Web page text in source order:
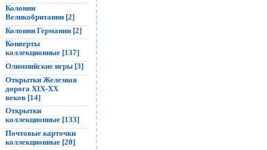
Колонии
Великобритании [2]
Колонии Германии [2]
Конверты
коллекционные [137]
Олимпийские игры [3]
Открытки Железная
дорога XIX-XX
веков [14]
Открытки
коллекционные [133]
Почтовые карточки
коллекционные [20]